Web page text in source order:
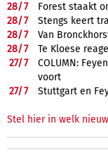
28/7
Forest staakt
28/7
Stengs keert
28/7
Van
28/7
Te Kloese
27/7
COLUMN:
voort
27/7 Stuttgart en
Stel hier in welk